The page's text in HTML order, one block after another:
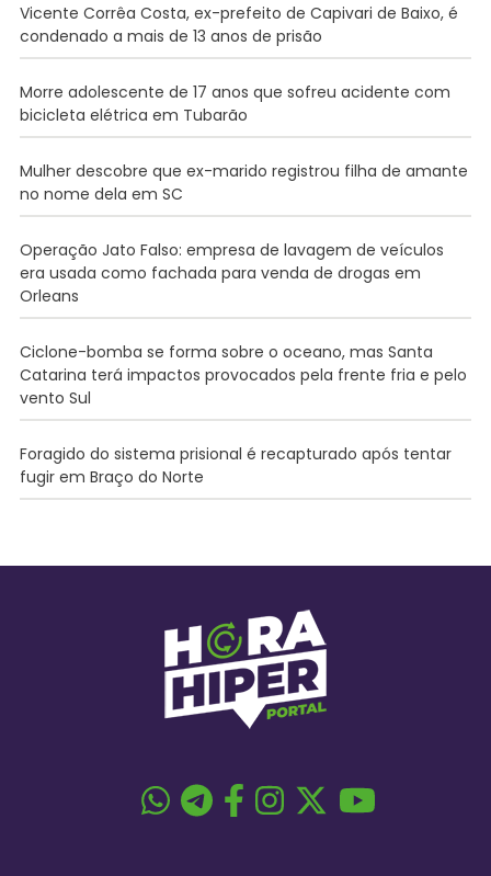
Vicente Corrêa Costa, ex-prefeito de Capivari de Baixo, é
condenado a mais de 13 anos de prisão
Morre adolescente de 17 anos que sofreu acidente com
bicicleta elétrica em Tubarão
Mulher descobre que ex-marido registrou filha de amante
no nome dela em SC
Operação Jato Falso: empresa de lavagem de veículos
era usada como fachada para venda de drogas em
Orleans
Ciclone-bomba se forma sobre o oceano, mas Santa
Catarina terá impactos provocados pela frente fria e pelo
vento Sul
Foragido do sistema prisional é recapturado após tentar
fugir em Braço do Norte